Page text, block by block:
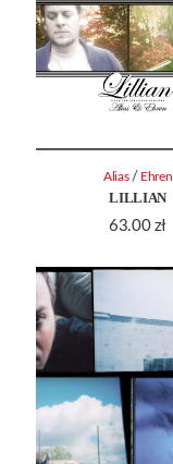
LILLIAN
63.00 zł
Alias / Ehren